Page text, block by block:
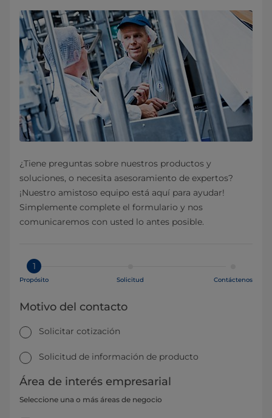
¿Tiene preguntas sobre nuestros productos y
soluciones, o necesita asesoramiento de expertos?
¡Nuestro amistoso equipo está aquí para ayudar!
Simplemente complete el formulario y nos
comunicaremos con usted lo antes posible.
1
Propósito Solicitud Contáctenos
Motivo del contacto
Solicitar cotización
Solicitud de información de producto
Área de interés empresarial
Seleccione una o más áreas de negocio